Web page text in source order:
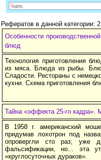
Рефератов в данной категории:
Особенности
блюд
Технология приготовления
из мяса. Блюда из рыбы.
Сладости. Рестораны с
кухни. Схема приготовления
Тайна «эффекта 25-го кадра».
В 1958 г. американский
придумав лохотрон под
опровергли сто раз; уже
фальсификации, но... эта
«круглосуточных дураков».